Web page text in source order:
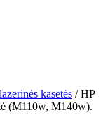
kasetės / HP
(M110w, M140w).